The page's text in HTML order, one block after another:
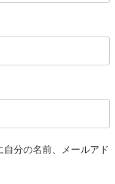
分の名前、メールアド